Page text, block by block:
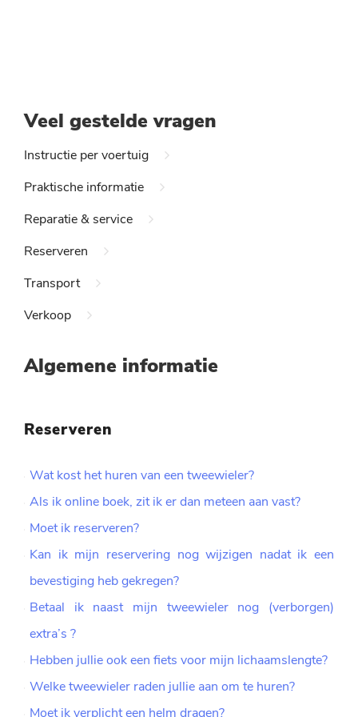
Veel gestelde vragen
Instructie per voertuig
Praktische informatie
Reparatie & service
Reserveren
Transport
Verkoop
Algemene informatie
Reserveren
Wat kost het huren van een tweewieler?
Als ik online boek, zit ik er dan meteen aan vast?
Moet ik reserveren?
Kan ik mijn reservering nog wijzigen nadat ik een
bevestiging heb gekregen?
Betaal ik naast mijn tweewieler nog (verborgen)
extra’s ?
Hebben jullie ook een fiets voor mijn lichaamslengte?
Welke tweewieler raden jullie aan om te huren?
Moet ik verplicht een helm dragen?